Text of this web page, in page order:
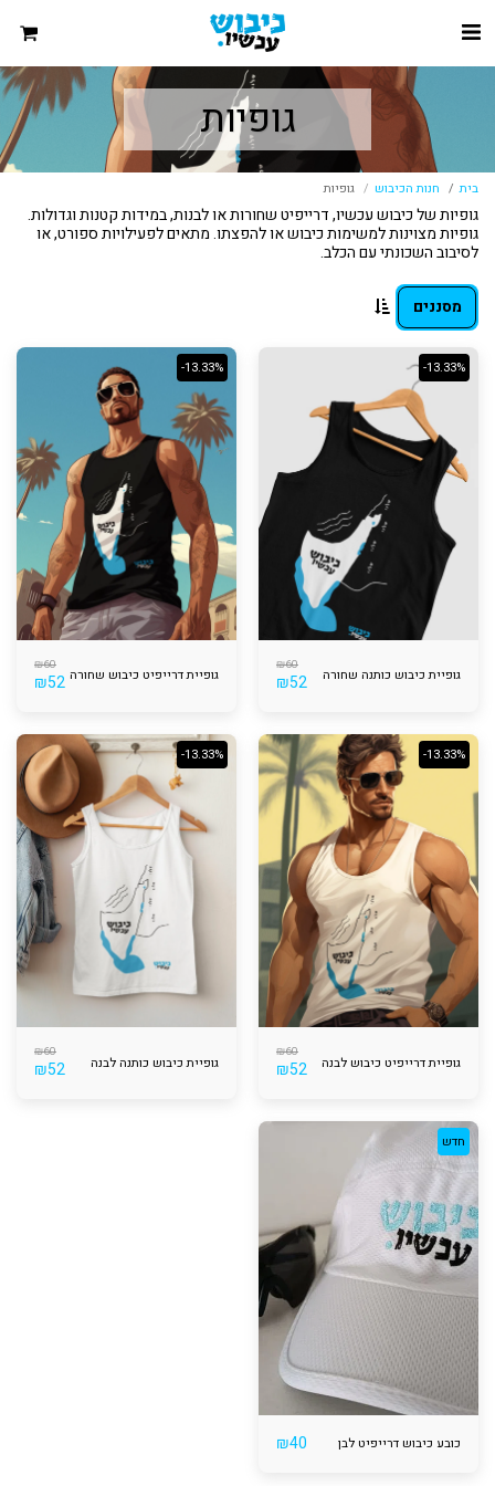
גופיות
בית חנות הכיבוש גופיות
גופיות של כיבוש עכשיו, דרייפיט שחורות או לבנות, במידות קטנות וגדולות.
גופיות מצוינות למשימות כיבוש או להפצתו. מתאים לפעילויות ספורט, או
לסיבוב השכונתי עם הכלב.
מסננים
-13.33%
גופיית כיבוש כותנה שחורה
₪60
₪52
-13.33%
גופיית דרייפיט כיבוש שחורה
₪60
₪52
-13.33%
גופיית דרייפיט כיבוש לבנה
₪60
₪52
-13.33%
גופיית כיבוש כותנה לבנה
₪60
₪52
חדש
כובע כיבוש דרייפיט לבן ₪40